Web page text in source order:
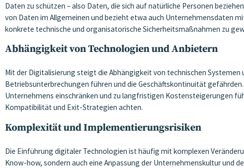
Daten zu schützen – also Daten, die sich auf natürliche Personen
von Daten im Allgemeinen und bezieht etwa auch Unternehmensdaten
konkrete technische und organisatorische Sicherheitsmaßnahmen zu
Abhängigkeit von Technologien und Anbietern
Mit der Digitalisierung steigt die Abhängigkeit von technischen
Betriebsunterbrechungen führen und die Geschäftskontinuität
Unternehmens einschränken und zu langfristigen Kostensteigerungen
Kompatibilität und Exit-Strategien achten.
Komplexität und Implementierungsrisiken
Die Einführung digitaler Technologien ist häufig mit komplexen
Know-how, sondern auch eine Anpassung der Unternehmenskultur und